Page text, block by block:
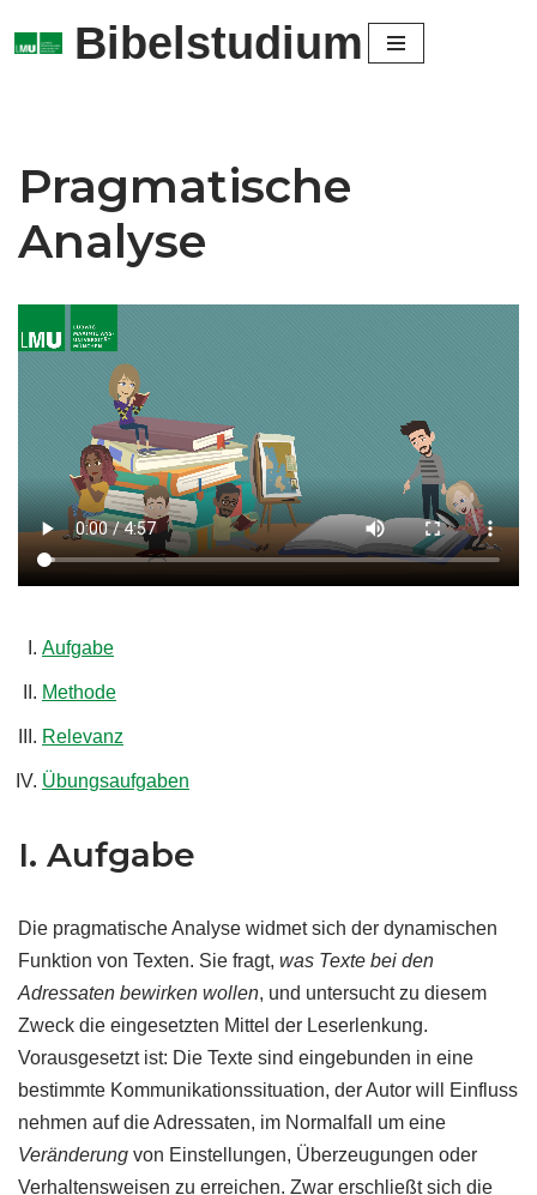
Bibelstudium
Pragmatische
Analyse
Aufgabe
Methode
Relevanz
Übungsaufgaben
I. Aufgabe
Die pragmatische Analyse widmet sich der dynamischen
Funktion von Texten. Sie fragt, was Texte bei den
Adressaten bewirken wollen, und untersucht zu diesem
Zweck die eingesetzten Mittel der Leserlenkung.
Vorausgesetzt ist: Die Texte sind eingebunden in eine
bestimmte Kommunikationssituation, der Autor will Einfluss
nehmen auf die Adressaten, im Normalfall um eine
Veränderung von Einstellungen, Überzeugungen oder
Verhaltensweisen zu erreichen. Zwar erschließt sich die